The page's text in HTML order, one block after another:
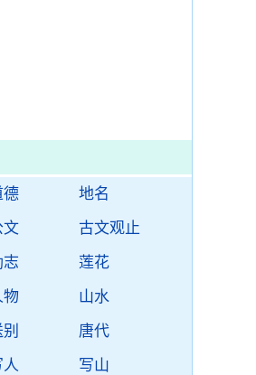
德
地名
文
古文观止
志
莲花
物
山水
唐代
人
写山